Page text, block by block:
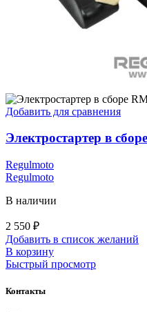
Добавить для сравнения
Электростартер в
Regulmoto
Regulmoto
В наличии
2 550 ₽
Добавить в список желаний
В корзину
Быстрый просмотр
Контакты